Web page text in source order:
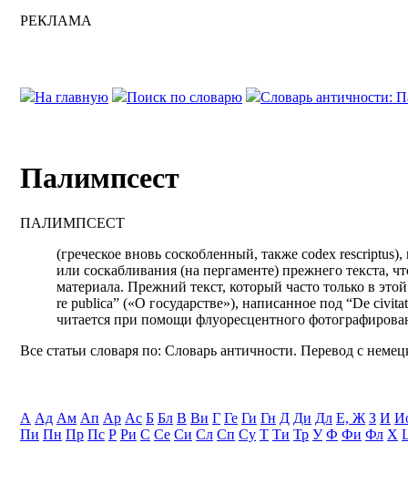
РЕКЛАМА
На главную Поиск по словарю Словарь античности:
Палимпсест
ПАЛИМПСЕСТ
(греческое вновь соскобленный, также codex
или соскабливания (на пергаменте) прежнего текста,
материала. Прежний текст, который часто только в
re publica” («О государстве»), написанное под “De
читается при помощи флуоресцентного
Все статьи словаря по: Словарь античности. Перевод с
А Ад Ам Ап Ар Ас Б Бл В Ви Г Ге Ги Гн Д Ди Дл Е, Ж З И
Пи Пн Пр Пс Р Ри С Се Си Сл Сп Су Т Ти Тр У Ф Фи Фл Х